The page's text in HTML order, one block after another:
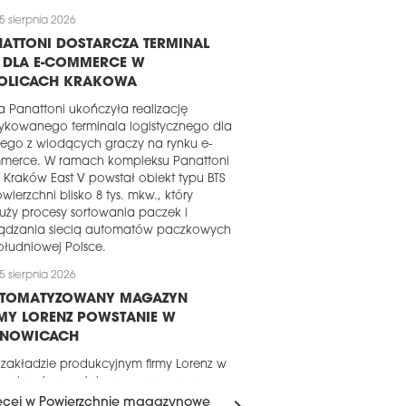
sierpnia 2026
DOSTARCZA TERMINAL
DLA E-COMMERCE W
KRAKOWA
Panattoni ukończyła realizację
terminala logistycznego dla
z wiodących graczy na rynku e-
W ramach kompleksu Panattoni
Kraków East V powstał obiekt typu BTS
blisko 8 tys. mkw., który
procesy sortowania paczek i
siecią automatów paczkowych
Polsce.
sierpnia 2026
MAGAZYN
LORENZ POWSTANIE W
zakładzie produkcyjnym firmy Lorenz w
około 16 tys. mkw. Za realizację
w Powierzchnie magazynowe